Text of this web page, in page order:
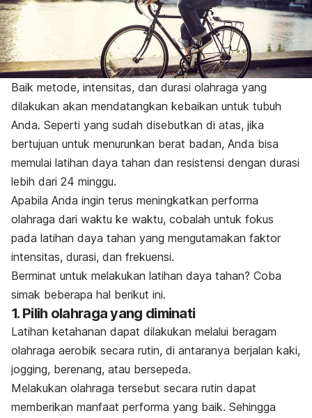
Baik metode, intensitas, dan durasi olahraga yang
dilakukan akan mendatangkan kebaikan untuk tubuh
Anda. Seperti yang sudah disebutkan di atas, jika
bertujuan untuk menurunkan berat badan, Anda bisa
memulai latihan daya tahan dan resistensi dengan durasi
lebih dari 24 minggu.
Apabila Anda ingin terus meningkatkan performa
olahraga dari waktu ke waktu, cobalah untuk fokus
pada latihan daya tahan yang mengutamakan faktor
intensitas, durasi, dan frekuensi.
Berminat untuk melakukan latihan daya tahan? Coba
simak beberapa hal berikut ini.
1. Pilih olahraga yang diminati
Latihan ketahanan dapat dilakukan melalui beragam
olahraga aerobik secara rutin, di antaranya berjalan kaki,
jogging, berenang, atau bersepeda.
Melakukan olahraga tersebut secara rutin dapat
memberikan manfaat performa yang baik. Sehingga